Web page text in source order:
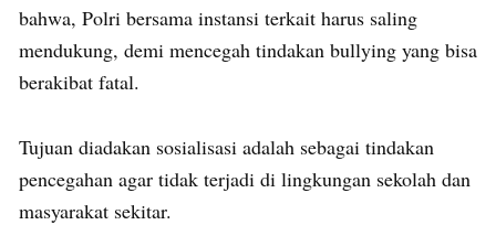
bahwa, Polri bersama instansi terkait harus saling
mendukung, demi mencegah tindakan bullying yang bisa
berakibat fatal.
Tujuan diadakan sosialisasi adalah sebagai tindakan
pencegahan agar tidak terjadi di lingkungan sekolah dan
masyarakat sekitar.